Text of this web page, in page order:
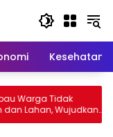
Kesehatan
Kapolres
2026,
yang